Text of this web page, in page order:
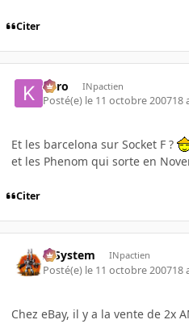
Citer
kyro INpactien
Posté(e) le 11 octobre 200718
Et les barcelona sur Socket F ?
et les Phenom qui sorte en
Citer
X-System INpactien
Posté(e) le 11 octobre 200718
Chez eBay, il y a la vente de 2x